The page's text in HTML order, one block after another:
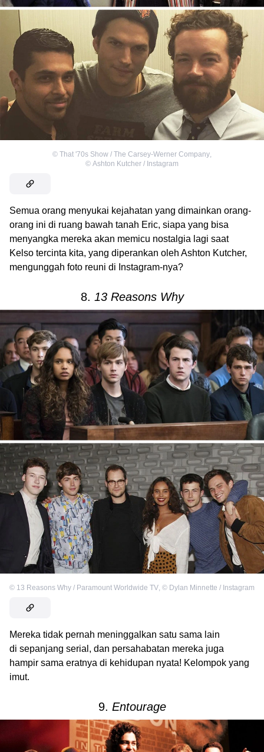
© That '70s Show / The Carsey-Werner Company,
© Ashton Kutcher / Instagram
Semua orang menyukai kejahatan yang dimainkan orang-
orang ini di ruang bawah tanah Eric, siapa yang bisa
menyangka mereka akan memicu nostalgia lagi saat
Kelso tercinta kita, yang diperankan oleh Ashton Kutcher,
mengunggah foto reuni di Instagram-nya?
8. 13 Reasons Why
© 13 Reasons Why / Paramount Worldwide TV, © Dylan Minnette / Instagram
Mereka tidak pernah meninggalkan satu sama lain
di sepanjang serial, dan persahabatan mereka juga
hampir sama eratnya di kehidupan nyata! Kelompok yang
imut.
9. Entourage